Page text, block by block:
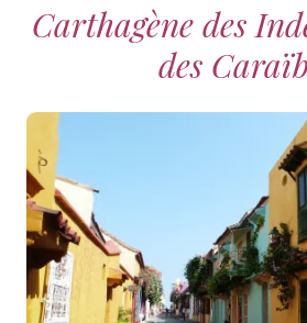
Carthagène des
des